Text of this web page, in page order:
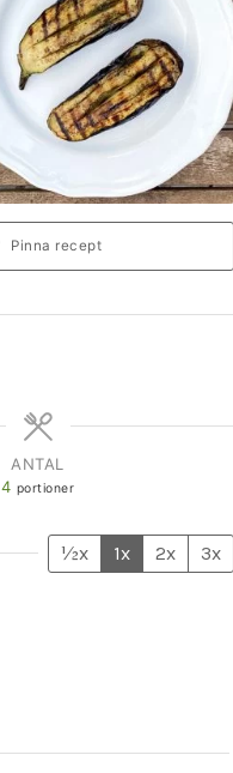
Pinna recept
ANTAL
4 portioner
½x 1x 2x 3x